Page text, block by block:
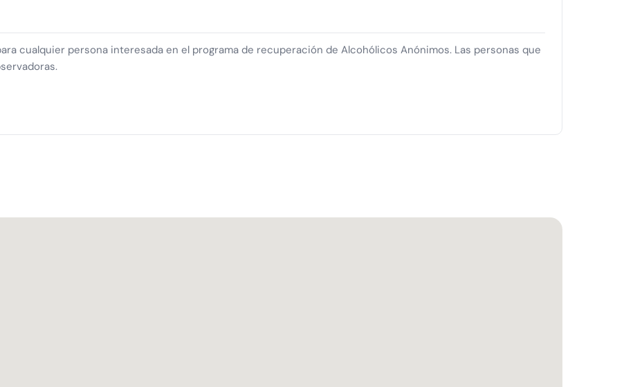
cualquier persona interesada en el programa de recuperación de Alcohólicos Anónimos. Las personas que